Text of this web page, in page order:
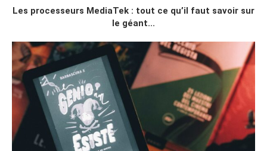
Les processeurs MediaTek : tout ce qu’il faut savoir sur
le géant...